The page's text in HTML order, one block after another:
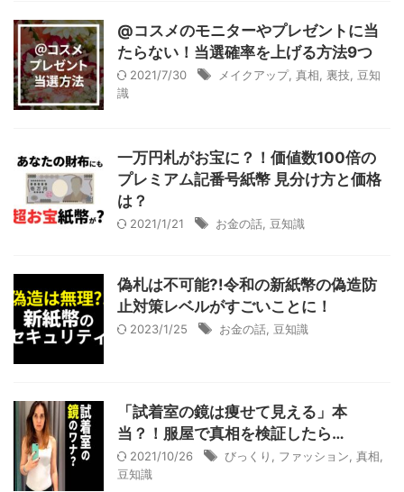
@コスメのモニターやプレゼントに当
たらない！当選確率を上げる方法9つ
2021/7/30 メイクアップ, 真相 裏技 豆知
識
一万円札がお宝に？！価値数100倍の
プレミアム記番号紙幣 見分け方と価格
は？
2021/1/21 お金の話 豆知識
偽札は不可能?!令和の新紙幣の偽造防
止対策レベルがすごいことに！
2023/1/25 お金の話 豆知識
「試着室の鏡は痩せて見える」本
当？！服屋で真相を検証したら…
2021/10/26 びっくり ファッション 真相
豆知識